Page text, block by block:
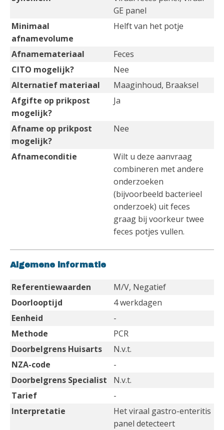
GE panel
Minimaal
afnamevolume
Helft van het potje
Afnamemateriaal
Feces
CITO mogelijk?
Nee
Alternatief materiaal
Maaginhoud, Braaksel
Afgifte op prikpost
mogelijk?
Ja
Afname op prikpost
mogelijk?
Nee
Afnameconditie
Wilt u deze aanvraag
combineren met andere
onderzoeken
(bijvoorbeeld bacterieel
onderzoek) uit feces
graag bij voorkeur twee
feces potjes vullen.
Algemene informatie
Referentiewaarden
M/V, Negatief
Doorlooptijd
4 werkdagen
Eenheid
-
Methode
PCR
Doorbelgrens Huisarts
N.v.t.
NZA-code
-
Doorbelgrens Specialist
N.v.t.
Tarief
-
Interpretatie
Het viraal gastro-enteritis
panel detecteert